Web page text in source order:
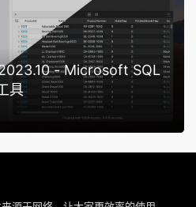
- Microsoft SQL
具